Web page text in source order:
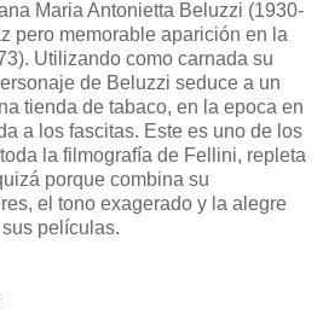
Maria Antonietta Beluzzi (1930-
pero memorable aparición en la
Utilizando como carnada su
de Beluzzi seduce a un
tienda de tabaco, en la epoca en
a los fascitas. Este es uno de los
la filmografía de Fellini, repleta
porque combina su
el tono exagerado y la alegre
películas.